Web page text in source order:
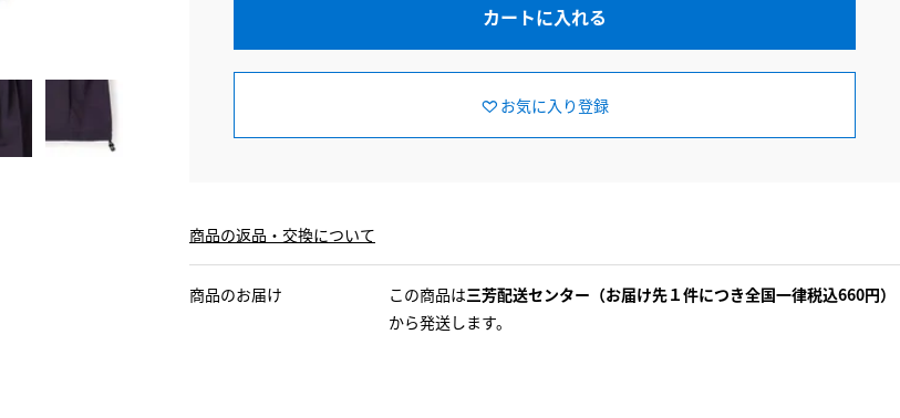
カートに入れる
お気に入り登録
商品の返品・交換について
商品のお届け この商品は三芳配送センター（お届け先１件につき全国一律税込660円）
から発送します。